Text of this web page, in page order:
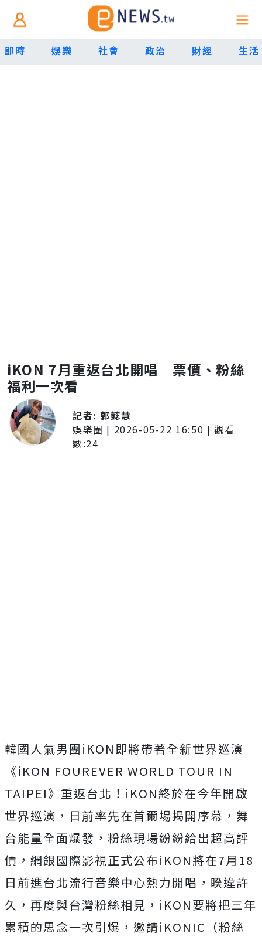
即時 娛樂 社會 政治 財經 生活
iKON 7月重返台北開唱 票價、粉絲
福利一次看
記者:郭懿慧
娛樂圈 | 2026-05-22 16:50 | 觀看
數:24
韓國人氣男團iKON即將帶著全新世界巡演
《iKON FOUREVER WORLD TOUR IN
TAIPEI》重返台北！iKON終於在今年開啟
世界巡演， 日前率先在首爾場揭開序幕，舞
台能量全面爆發， 粉絲現場紛紛給出超高評
價， 網銀國際影視正式公布iKON將在7月18
日前進台北流行音樂中心熱力開唱，睽違許
久，再度與台灣粉絲相見， iKON要將把三年
累積的思念一次引爆，邀請iKONIC（粉絲